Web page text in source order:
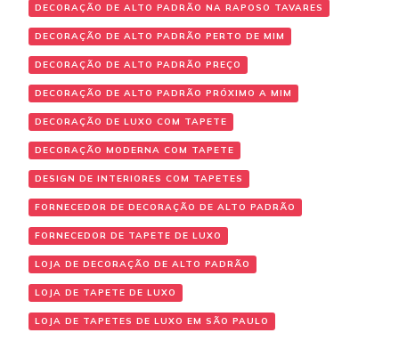
DECORAÇÃO DE ALTO PADRÃO NA RAPOSO TAVARES
DECORAÇÃO DE ALTO PADRÃO PERTO DE MIM
DECORAÇÃO DE ALTO PADRÃO PREÇO
DECORAÇÃO DE ALTO PADRÃO PRÓXIMO A MIM
DECORAÇÃO DE LUXO COM TAPETE
DECORAÇÃO MODERNA COM TAPETE
DESIGN DE INTERIORES COM TAPETES
FORNECEDOR DE DECORAÇÃO DE ALTO PADRÃO
FORNECEDOR DE TAPETE DE LUXO
LOJA DE DECORAÇÃO DE ALTO PADRÃO
LOJA DE TAPETE DE LUXO
LOJA DE TAPETES DE LUXO EM SÃO PAULO